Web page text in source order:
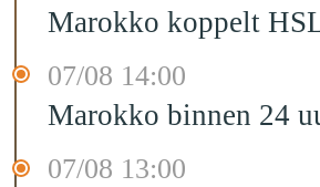
Marokko koppelt
07/08 14:00
Marokko binnen 24
07/08 13:00